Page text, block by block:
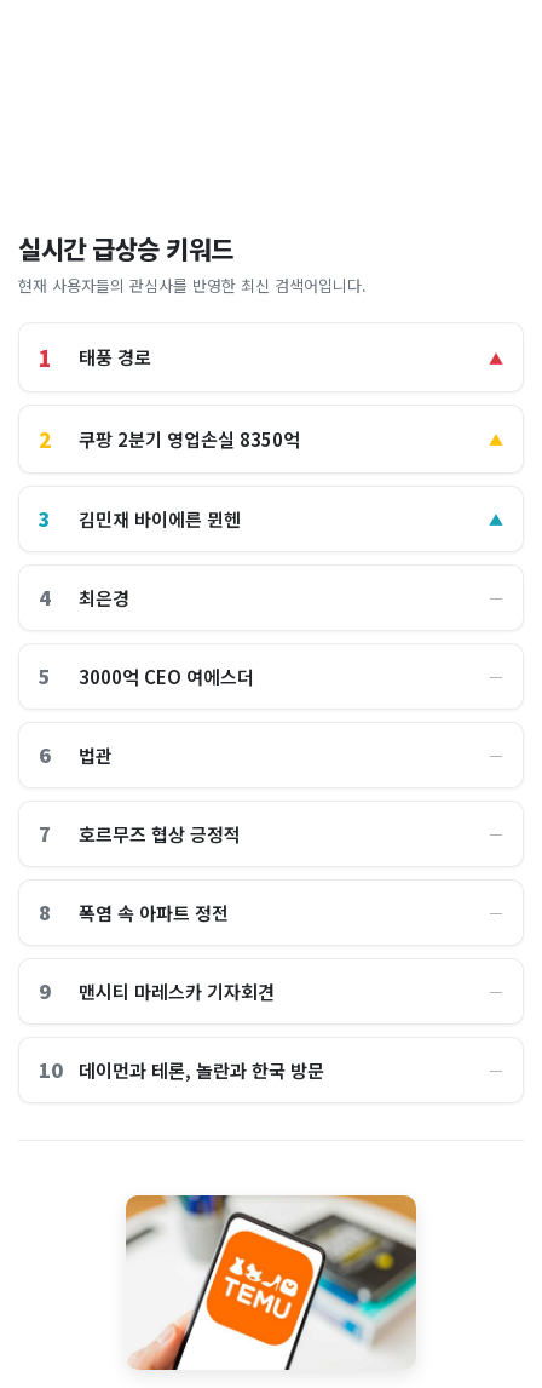
실시간 급상승 키워드
현재 사용자들의 관심사를 반영한 최신 검색어입니다.
1 태풍 경로 ▲
2 쿠팡 2분기 영업손실 8350억 ▲
3 김민재 바이에른 뮌헨 ▲
4 최은경 ―
5 3000억 CEO 여에스더 ―
6 법관 ―
7 호르무즈 협상 긍정적 ―
8 폭염 속 아파트 정전 ―
9 맨시티 마레스카 기자회견 ―
10 데이먼과 테론, 놀란과 한국 방문 ―